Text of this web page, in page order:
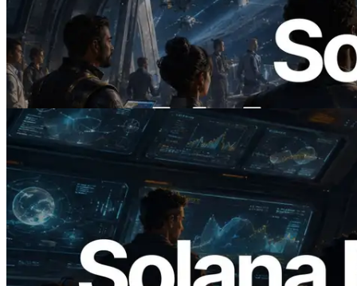
ERPC startet x402-fähige Solana RPC —
Der Beginn einer Ära, in der KI-Agenten
APIs bei Bedarf bezahlen
Artikel lesen